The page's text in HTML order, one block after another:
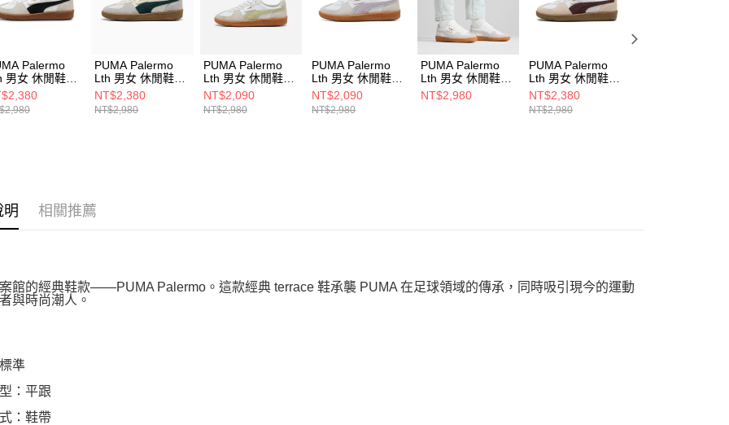
動。
Palermo
男女 休閒鞋
PUMA Palermo
Lth 男女 休閒鞋
39646422
NT$2,380
NT$2,980
PUMA Palermo
Lth 男女 休閒鞋
39646418
NT$2,090
NT$2,980
PUMA Palermo
Lth 男女 休閒鞋
39646420
NT$2,090
NT$2,980
PUMA Palermo
Lth 男女 休閒鞋
39646412
NT$2,980
PUMA Palermo
Lth 男女 休閒鞋
39646428
NT$2,380
NT$2,980
明 相關推薦
館的經典鞋款——PUMA Palermo。這款經典 terrace 鞋承襲 PUMA 在足球領域的傳承，同時吸引現今的運動
與時尚潮人。
準
：平跟
：鞋帶